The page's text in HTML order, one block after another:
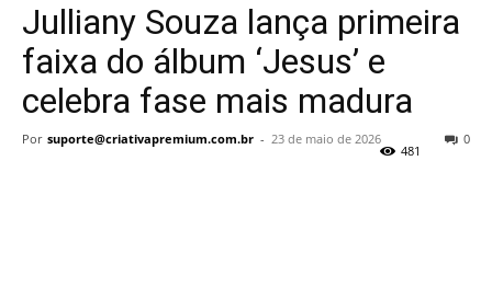
Julliany Souza lança primeira
faixa do álbum ‘Jesus’ e
celebra fase mais madura
Por suporte@criativapremium.com.br - 23 de maio de 2026 0
481